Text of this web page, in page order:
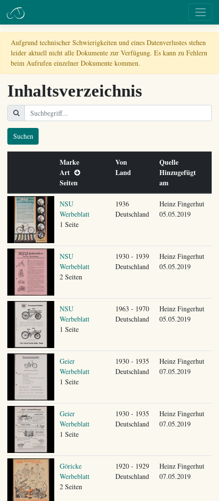
Aufgrund technischer Schwierigkeiten und eines Datenverlustes stehen
leider aktuell nicht alle Dokumente zur Verfügung. Es kann zu Fehlern
beim Aufrufen einzelner Dokumente kommen.
Inhaltsverzeichnis
Suchen
Marke
Art
Seiten
Von
Land
Quelle
Hinzugefügt
am
NSU
Werbeblatt
1 Seite
1936
Deutschland
Heinz Fingerhut
05.05.2019
NSU
Werbeblatt
2 Seiten
1930 - 1939
Deutschland
Heinz Fingerhut
05.05.2019
NSU
Werbeblatt
1 Seite
1963 - 1970
Deutschland
Heinz Fingerhut
05.05.2019
Geier
Werbeblatt
1 Seite
1930 - 1935
Deutschland
Heinz Fingerhut
07.05.2019
Geier
Werbeblatt
1 Seite
1930 - 1935
Deutschland
Heinz Fingerhut
07.05.2019
Göricke
Werbeblatt
2 Seiten
1920 - 1929
Deutschland
Heinz Fingerhut
07.05.2019